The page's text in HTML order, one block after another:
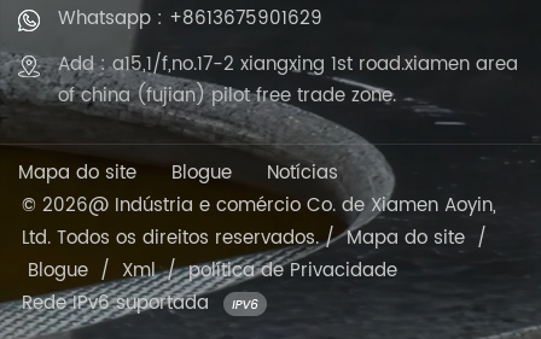
Whatsapp : +8613675901629
Add : a15,1/f,no.17-2 xiangxing 1st road.xiamen area
of china (fujian) pilot free trade zone.
Mapa do site Blogue
Notícias
© 2026@ Indústria e comércio Co. de Xiamen Aoyin,
Ltd. Todos os direitos reservados. /Mapa do site /
Blogue / Xml/política de Privacidade
Rede IPv6 suportada